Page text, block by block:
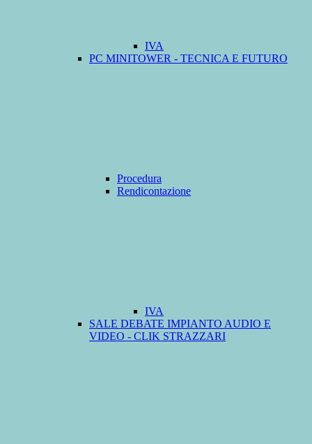
IVA
PC MINITOWER - TECNICA E FUTURO
Procedura
Rendicontazione
IVA
SALE DEBATE IMPIANTO AUDIO E
VIDEO - CLIK STRAZZARI